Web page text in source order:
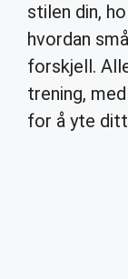
stilen din,
hvordan
forskjell.
trening, med
for å yte